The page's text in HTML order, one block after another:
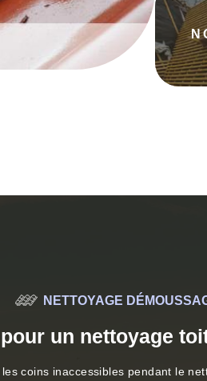
NETTOYAGE
un nettoyage
coins inaccessibles pendant le